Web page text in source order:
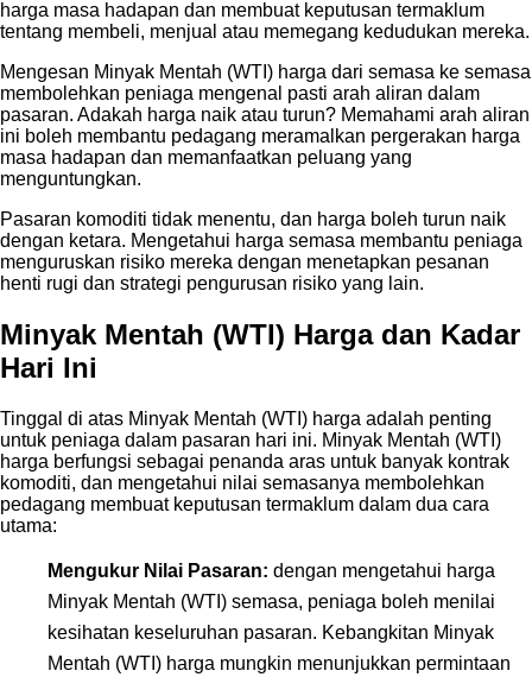
harga masa hadapan dan membuat keputusan termaklum
tentang membeli, menjual atau memegang kedudukan mereka.
Mengesan Minyak Mentah (WTI) harga dari semasa ke semasa
membolehkan peniaga mengenal pasti arah aliran dalam
pasaran. Adakah harga naik atau turun? Memahami arah aliran
ini boleh membantu pedagang meramalkan pergerakan harga
masa hadapan dan memanfaatkan peluang yang
menguntungkan.
Pasaran komoditi tidak menentu, dan harga boleh turun naik
dengan ketara. Mengetahui harga semasa membantu peniaga
menguruskan risiko mereka dengan menetapkan pesanan
henti rugi dan strategi pengurusan risiko yang lain.
Minyak Mentah (WTI) Harga dan Kadar
Hari Ini
Tinggal di atas Minyak Mentah (WTI) harga adalah penting
untuk peniaga dalam pasaran hari ini. Minyak Mentah (WTI)
harga berfungsi sebagai penanda aras untuk banyak kontrak
komoditi, dan mengetahui nilai semasanya membolehkan
pedagang membuat keputusan termaklum dalam dua cara
utama:
Mengukur Nilai Pasaran: dengan mengetahui harga
Minyak Mentah (WTI) semasa, peniaga boleh menilai
kesihatan keseluruhan pasaran. Kebangkitan Minyak
Mentah (WTI) harga mungkin menunjukkan permintaan